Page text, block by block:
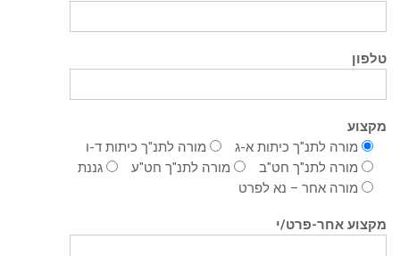
טלפון
מקצוע
מורה לתנ"ך כיתות א-ג
מורה לתנ"ך כיתות ד-ו
מורה לתנ"ך חט"ב
מורה לתנ"ך חט"ע
גננת
מורה אחר – נא לפרט
מקצוע אחר-פרט/י